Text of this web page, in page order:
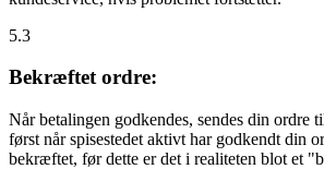
5.3
Bekræftet ordre:
Når betalingen godkendes, sendes din ordre
først når spisestedet aktivt har godkendt din
bekræftet, før dette er det i realiteten blot et